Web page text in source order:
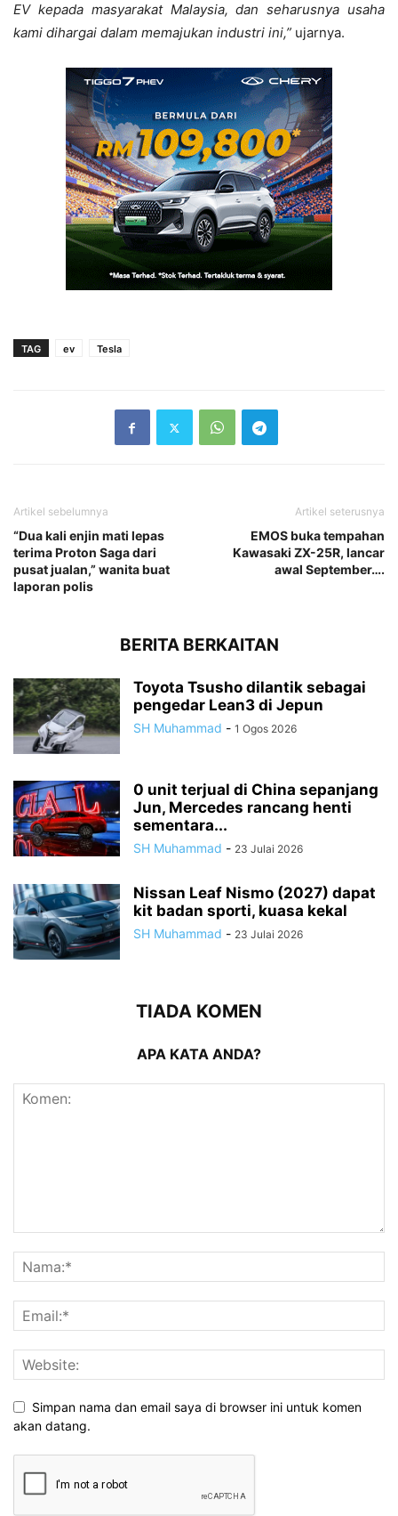
EV kepada masyarakat Malaysia, dan seharusnya usaha
kami dihargai dalam memajukan industri ini,” ujarnya.
TAG ev Tesla
Artikel sebelumnya
“Dua kali enjin mati lepas
terima Proton Saga dari
pusat jualan,” wanita buat
laporan polis
Artikel seterusnya
EMOS buka tempahan
Kawasaki ZX-25R, lancar
awal September….
BERITA BERKAITAN
Toyota Tsusho dilantik sebagai
pengedar Lean3 di Jepun
SH Muhammad - 1 Ogos 2026
0 unit terjual di China sepanjang
Jun, Mercedes rancang henti
sementara...
SH Muhammad - 23 Julai 2026
Nissan Leaf Nismo (2027) dapat
kit badan sporti, kuasa kekal
SH Muhammad - 23 Julai 2026
TIADA KOMEN
APA KATA ANDA?
Simpan nama dan email saya di browser ini untuk komen
akan datang.